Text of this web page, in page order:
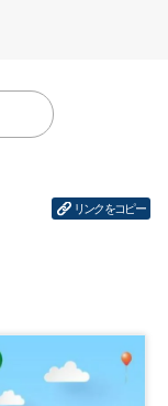
リンクをコピー